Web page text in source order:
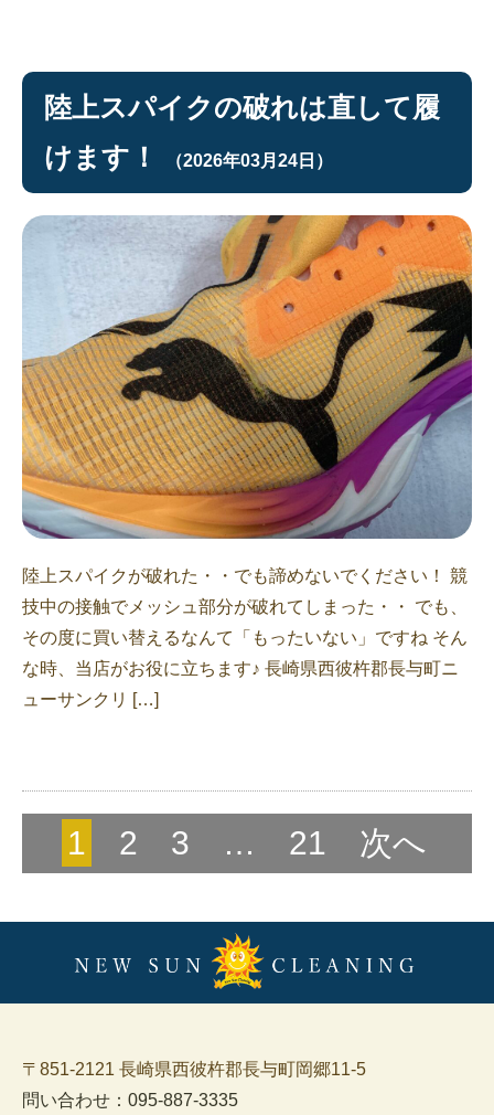
陸上スパイクの破れは直して履
けます！
（2026年03月24日）
陸上スパイクが破れた・・でも諦めないでください！ 競
技中の接触でメッシュ部分が破れてしまった・・ でも、
その度に買い替えるなんて「もったいない」ですね そん
な時、当店がお役に立ちます♪ 長崎県西彼杵郡長与町ニ
ューサンクリ […]
1 2 3 … 21 次へ
〒851-2121 長崎県西彼杵郡長与町岡郷11-5
問い合わせ：095-887-3335